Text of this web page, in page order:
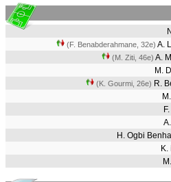
(F. Benabderahmane, 32e) A.
(M. Ziti, 46e) A.
M.
(K. Gourmi, 26e) R.
H. Ogbi